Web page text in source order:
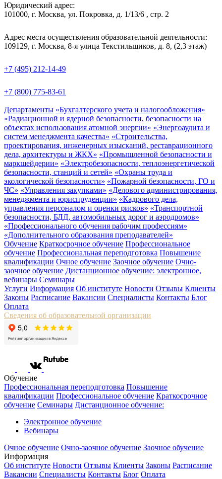
Юридический адрес:
101000, г. Москва, ул. Покровка, д. 1/13/6 , стр. 2
Адрес места осуществления образовательной деятельности:
109129, г. Москва, 8-я улица Текстильщиков, д. 8, (2,3 этаж)
+7 (495) 212-14-49
+7 (800) 775-83-61
Департаменты «Бухгалтерского учета и налогообложения»
«Радиационной и ядерной безопасности, безопасности на
объектах использования атомной энергии» «Энергоаудита и
систем менеджмента качества» «Строительства,
проектирования, инженерных изысканий, реставрационного
дела, архитектуры и ЖКХ» «Промышленной безопасности и
маркшейдерии» «Электробезопасности, теплоэнергетической
безопасности, станций и сетей» «Охраны труда и
экологической безопасности» «Пожарной безопасности, ГО и
ЧС» «Управления закупками» «Делового администрирования,
менеджмента и юриспруденции» «Кадрового дела,
управления персоналом и оценки рисков» «Транспортной
безопасности, БДД, автомобильных дорог и аэродромов»
«Профессионального обучения рабочим профессиям»
«Дополнительного образования преподавателей»
Обучение Краткосрочное обучение Профессиональное
обучение Профессиональная переподготовка Повышение
квалификации Очное обучение Заочное обучение Очно-
заочное обучение Дистанционное обучение: электронное,
вебинары Семинары
Услуги Информация Об институте Новости Отзывы Клиенты
Законы Расписание Вакансии Специалисты Контакты Блог
Оплата
Сведения об образовательной организации
Обучение
Профессиональная переподготовка Повышение
квалификации Профессиональное обучение Краткосрочное
обучение Семинары Дистанционное обучение:
Электронное обучение
Вебинары
Очное обучение Очно-заочное обучение Заочное обучение
Информация
Об институте Новости Отзывы Клиенты Законы Расписание
Вакансии Специалисты Контакты Блог Оплата